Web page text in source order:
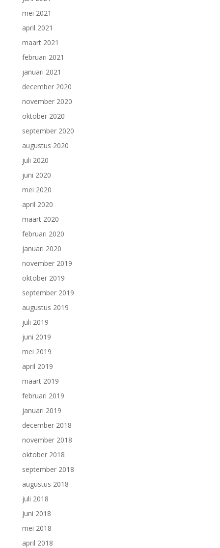
mei 2021
april 2021
maart 2021
februari 2021
januari 2021
december 2020
november 2020
oktober 2020
september 2020
augustus 2020
juli 2020
juni 2020
mei 2020
april 2020
maart 2020
februari 2020
januari 2020
november 2019
oktober 2019
september 2019
augustus 2019
juli 2019
juni 2019
mei 2019
april 2019
maart 2019
februari 2019
januari 2019
december 2018
november 2018
oktober 2018
september 2018
augustus 2018
juli 2018
juni 2018
mei 2018
april 2018